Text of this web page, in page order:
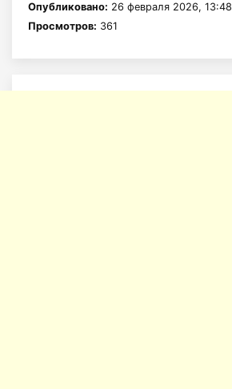
Опубликовано: 26 февраля 2026, 13:48
Просмотров: 361